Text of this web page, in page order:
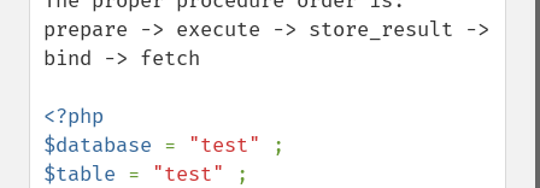
prepare -> execute -> store_result ->
bind -> fetch
<?php
$database = "test"
$table = "test"